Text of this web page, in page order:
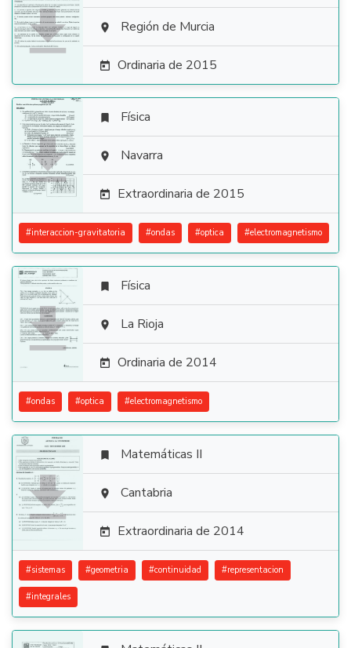
  Región de Murcia
 Ordinaria de 2015

 Física
 Navarra
 Extraordinaria de 2015
#interaccion-gravitatoria #ondas #optica #electromagnetismo

 Física
 La Rioja
 Ordinaria de 2014
#ondas #optica #electromagnetismo

 Matemáticas II
 Cantabria
 Extraordinaria de 2014
#sistemas #geometria #continuidad #representacion
#integrales